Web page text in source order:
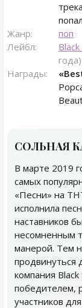
Жанр:
поп
Лейбл:
года)
Награды:
СОЛЬНАЯ
В марте 2019
самых
«Песни» на
исполнила
наставников
несомненным
манерой. Тем
продвинуться
компания
победителем,
участников